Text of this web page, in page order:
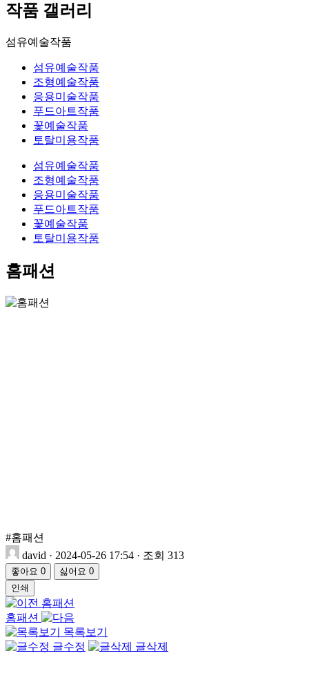
작품 갤러리
섬유예술작품
섬유예술작품
조형예술작품
응용미술작품
푸드아트작품
꽃예술작품
토탈미용작품
섬유예술작품
조형예술작품
응용미술작품
푸드아트작품
꽃예술작품
토탈미용작품
홈패션
#홈패션
david · 2024-05-26 17:54 · 조회 313
좋아요 0 싫어요 0
인쇄
홈패션
홈패션
목록보기
글수정
글삭제